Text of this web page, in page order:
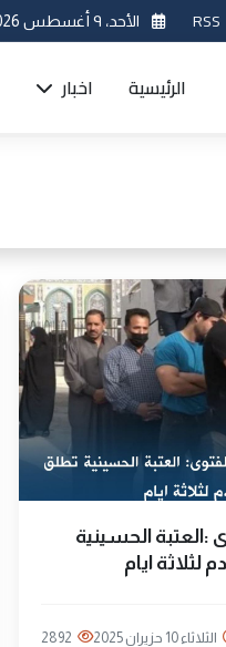
RSS الأحد، ٩ أغسطس 2026
الرئيسية اخبار
:العتبة الحسينية
لثلاثة ايام
الثلاثاء 10 حزيران 2025 2892